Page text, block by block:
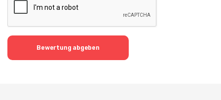
Bewertung abgeben